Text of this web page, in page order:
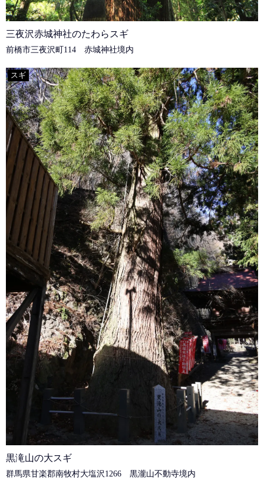
三夜沢赤城神社のたわらスギ
前橋市三夜沢町114 赤城神社境内
スギ
黒滝山の大スギ
群馬県甘楽郡南牧村大塩沢1266 黒瀧山不動寺境内